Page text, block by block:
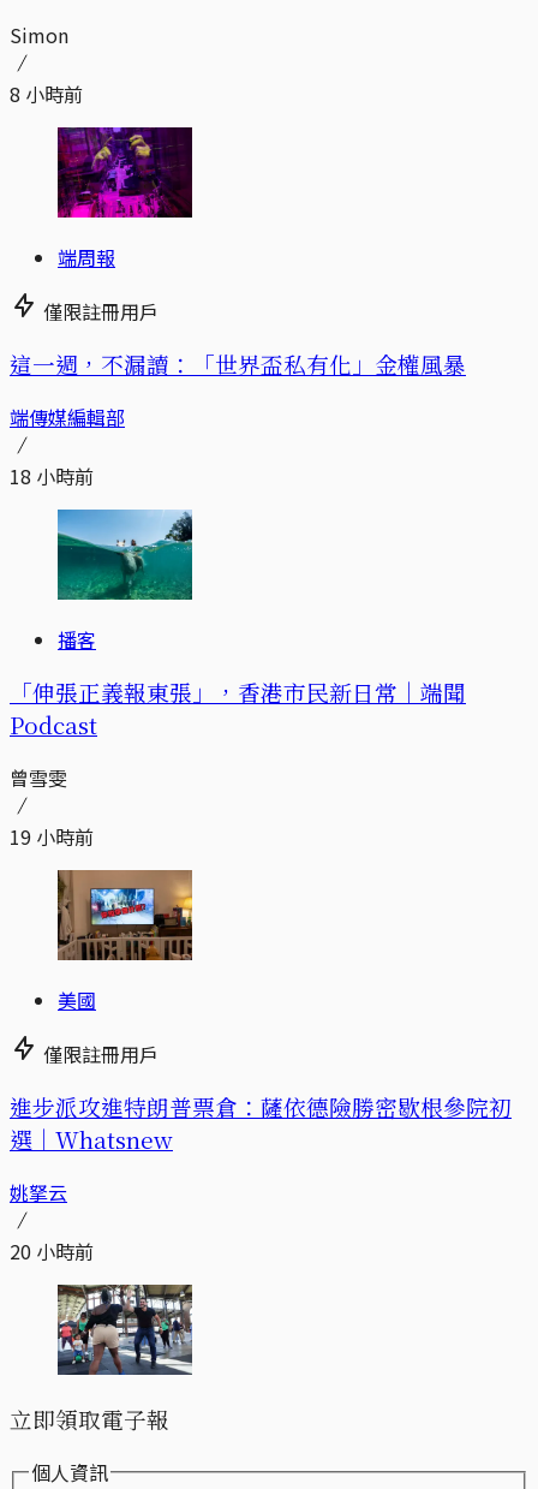
Simon
8 小時前
端周報
僅限註冊用戶
這一週，不漏讀：「世界盃私有化」金權風暴
端傳媒編輯部
18 小時前
播客
「伸張正義報東張」，香港市民新日常｜端聞
Podcast
曾雪雯
19 小時前
美國
僅限註冊用戶
進步派攻進特朗普票倉：薩依德險勝密歇根參院初
選｜Whatsnew
姚拏云
20 小時前
立即領取電子報
個人資訊